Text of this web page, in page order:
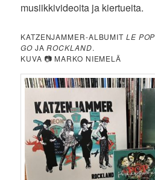
musiikkivideoita ja kiertueita.
KATZENJAMMER-ALBUMIT LE POP
GOJAROCKLAND.
KUVA 📷 MARKO NIEMELÄ